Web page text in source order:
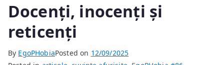
Docenți, inocenți și
reticenți
By EgoPHobiaPosted on 12/09/2025